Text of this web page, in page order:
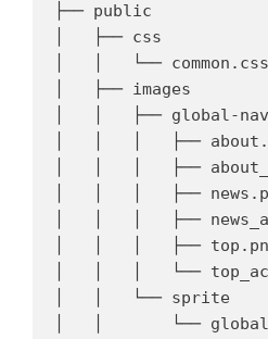
├── public
│   ├── css
│   │   └── common.css
│   ├── images
│   │   ├── global-nav
│   │   │   ├──
│   │   │   ├──
│   │   │   ├──
│   │   │   ├──
│   │   │   ├──
│   │   │   └──
│   │   └── sprite
│   │       └── global-